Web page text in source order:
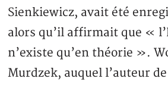
Sienkiewicz, avait été
alors qu’il affirmait que «
n’existe qu’en théorie ».
Murdzek, auquel l’auteur